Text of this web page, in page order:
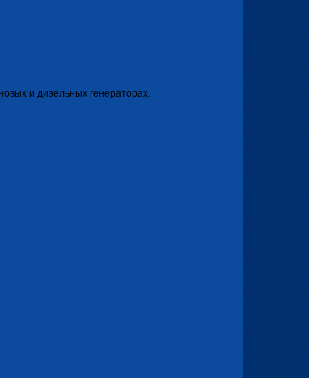
и дизельных генераторах.